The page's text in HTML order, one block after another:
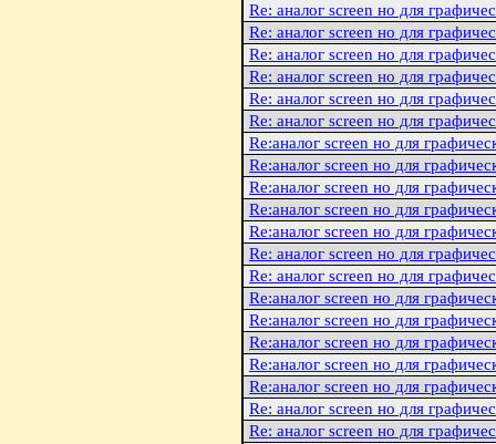
Re: аналог screen но для
Re: аналог screen но для
Re: аналог screen но для
Re: аналог screen но для
Re: аналог screen но для
Re: аналог screen но для
Re:аналог screen но для
Re:аналог screen но для
Re:аналог screen но для
Re:аналог screen но для
Re:аналог screen но для
Re: аналог screen но для
Re: аналог screen но для
Re:аналог screen но для
Re:аналог screen но для
Re:аналог screen но для
Re:аналог screen но для
Re:аналог screen но для
Re: аналог screen но для
Re: аналог screen но для